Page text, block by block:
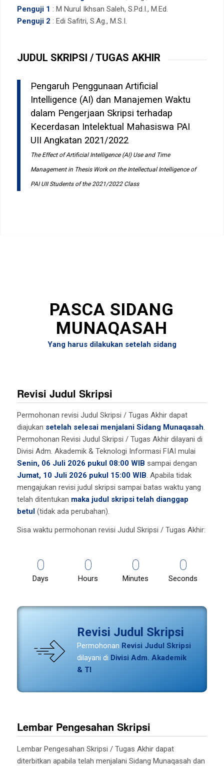
Penguji 1 : M Nurul Ikhsan Saleh, S.Pd.I., M.Ed.
Penguji 2 : Edi Safitri, S.Ag., M.S.I.
JUDUL SKRIPSI / TUGAS AKHIR
Pengaruh Penggunaan Artificial
Intelligence (AI) dan Manajemen Waktu
dalam Pengerjaan Skripsi terhadap
Kecerdasan Intelektual Mahasiswa PAI
UII Angkatan 2021/2022
The Effect of Artificial Intelligence (AI) Use and Time
Management in Thesis Work on the Intellectual Intelligence of
PAI UII Students of the 2021/2022 Class
PASCA SIDANG
MUNAQASAH
Yang harus dilakukan setelah sidang
Revisi Judul Skripsi
Permohonan revisi Judul Skripsi / Tugas Akhir dapat
diajukan setelah selesai menjalani Sidang Munaqasah.
Permohonan Revisi Judul Skripsi / Tugas Akhir dilayani di
Divisi Adm. Akademik & Teknologi Informasi FIAI mulai
Senin, 06 Juli 2026 pukul 08:00 WIB sampai dengan
Jumat, 10 Juli 2026 pukul 15:00 WIB. Apabila tidak
mengajukan revisi judul skripsi sampai batas waktu yang
telah ditentukan maka judul skripsi telah dianggap
betul (tidak ada perubahan).
Sisa waktu permohonan revisi Judul Skripsi / Tugas Akhir:
0
Days
0
Hours
0
Minutes
0
Seconds
Revisi Judul Skripsi
Permohonan Revisi Judul Skripsi
dilayani di Divisi Adm. Akademik
& TI
Lembar Pengesahan Skripsi
Lembar Pengesahan Skripsi / Tugas Akhir dapat
diterbitkan apabila telah menjalani Sidang Munaqasah dan